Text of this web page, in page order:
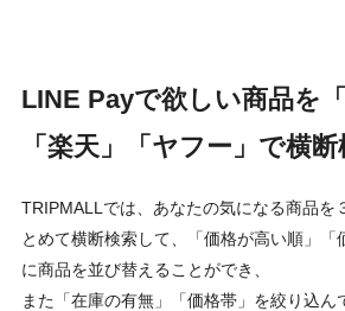
LINE Payで欲しい商品を
「楽天」「ヤフー」で横
TRIPMALLでは、あなたの気になる商品を
とめて横断検索して、「価格が高い順」「
に商品を並び替えることができ、
また「在庫の有無」「価格帯」を絞り込ん